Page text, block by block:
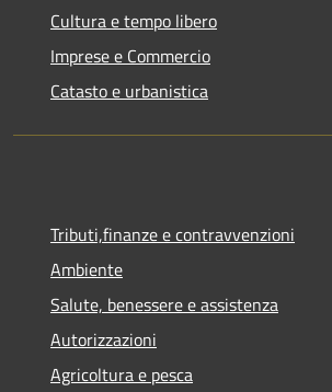
Cultura e tempo libero
Imprese e Commercio
Catasto e urbanistica
Tributi,finanze e contravvenzioni
Ambiente
Salute, benessere e assistenza
Autorizzazioni
Agricoltura e pesca